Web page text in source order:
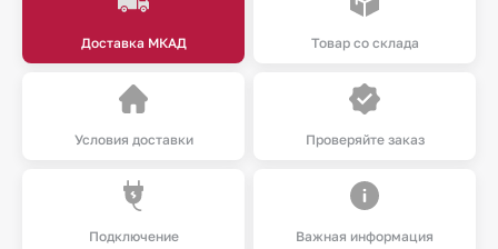
Доставка МКАД Товар со склада
Условия доставки Проверяйте заказ
Подключение Важная информация